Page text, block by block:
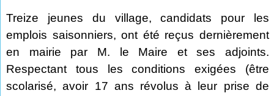
Treize jeunes du village, candidats pour les
emplois saisonniers, ont été reçus dernièrement
en mairie par M. le Maire et ses adjoints.
Respectant tous les conditions exigées (être
scolarisé, avoir 17 ans révolus à leur prise de